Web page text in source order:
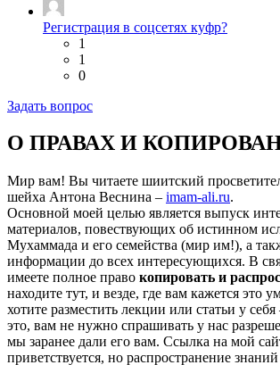
Регистрация в соцсетях куфр?
1
1
0
Задать вопрос
О ПРАВАХ И
Мир вам! Вы читаете шиитский
шейха Антона Веснина – imam-ali.ru.
Основной моей целью является выпуск
материалов, повествующих об истинном
Мухаммада и его семейства (мир им!), а
информации до всех интересующихся. В
имеете полное право копировать и
находите тут, и везде, где вам кажется это
хотите разместить лекции или статьи у
это, вам не нужно спрашивать у нас
мы заранее дали его вам. Ссылка на мой
приветствуется, но распространение